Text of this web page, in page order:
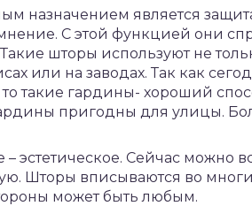
назначением является
С этой функцией они
Такие шторы используют не
или на заводах. Так как
такие гардины- хороший
пригодны для улицы.
эстетическое. Сейчас можно
Шторы вписываются во
может быть любым.